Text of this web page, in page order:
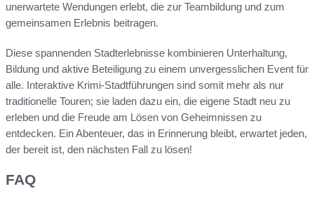
unerwartete Wendungen erlebt, die zur Teambildung und zum
gemeinsamen Erlebnis beitragen.
Diese spannenden Stadterlebnisse kombinieren Unterhaltung,
Bildung und aktive Beteiligung zu einem unvergesslichen Event für
alle. Interaktive Krimi-Stadtführungen sind somit mehr als nur
traditionelle Touren; sie laden dazu ein, die eigene Stadt neu zu
erleben und die Freude am Lösen von Geheimnissen zu
entdecken. Ein Abenteuer, das in Erinnerung bleibt, erwartet jeden,
der bereit ist, den nächsten Fall zu lösen!
FAQ